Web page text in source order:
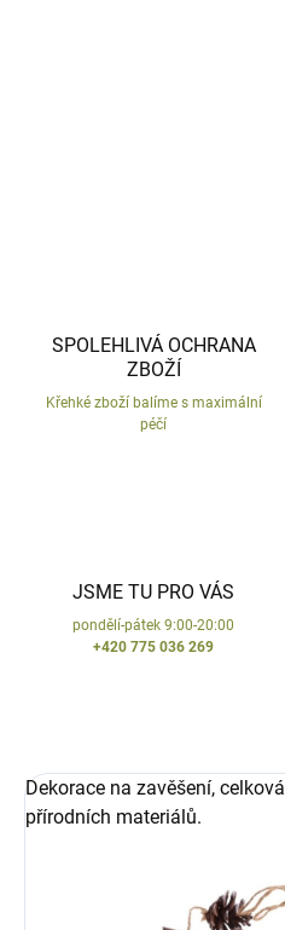
SPOLEHLIVÁ OCHRANA
ZBOŽÍ
Křehké zboží balíme s maximální
péčí
JSME TU PRO VÁS
pondělí-pátek 9:00-20:00
+420 775 036 269
Dekorace na zavěšení, celková
přírodních materiálů.